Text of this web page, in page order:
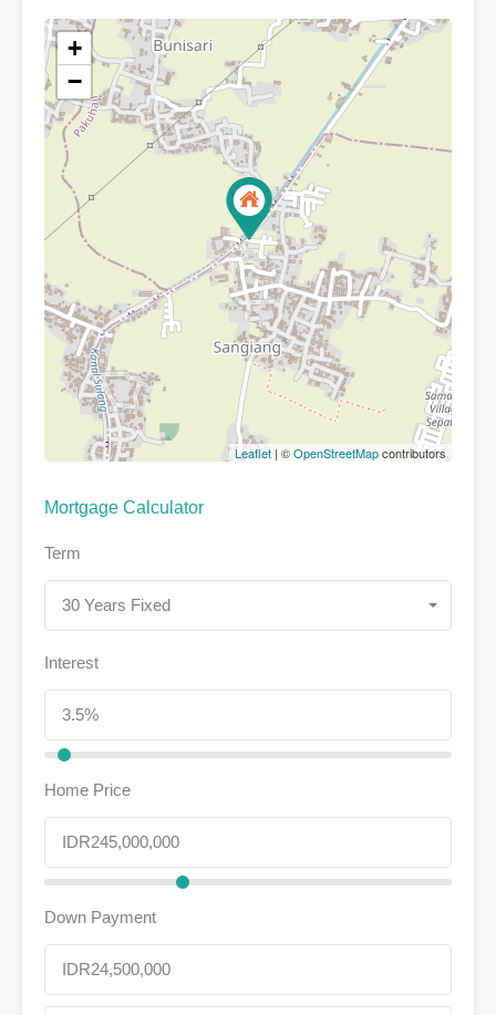
+
−
Leaflet | ©OpenStreetMapcontributors
Mortgage Calculator
Term
30 Years Fixed
Interest
Home Price
Down Payment